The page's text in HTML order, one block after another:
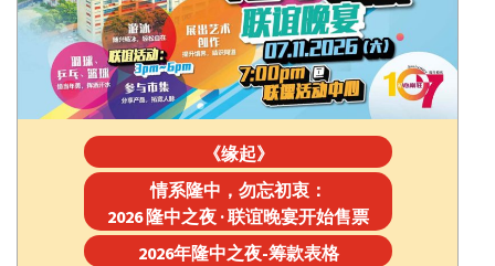
《缘起》
情系隆中，勿忘初衷：
2026 隆中之夜 · 联谊晚宴开始售票
2026年隆中之夜-筹款表格